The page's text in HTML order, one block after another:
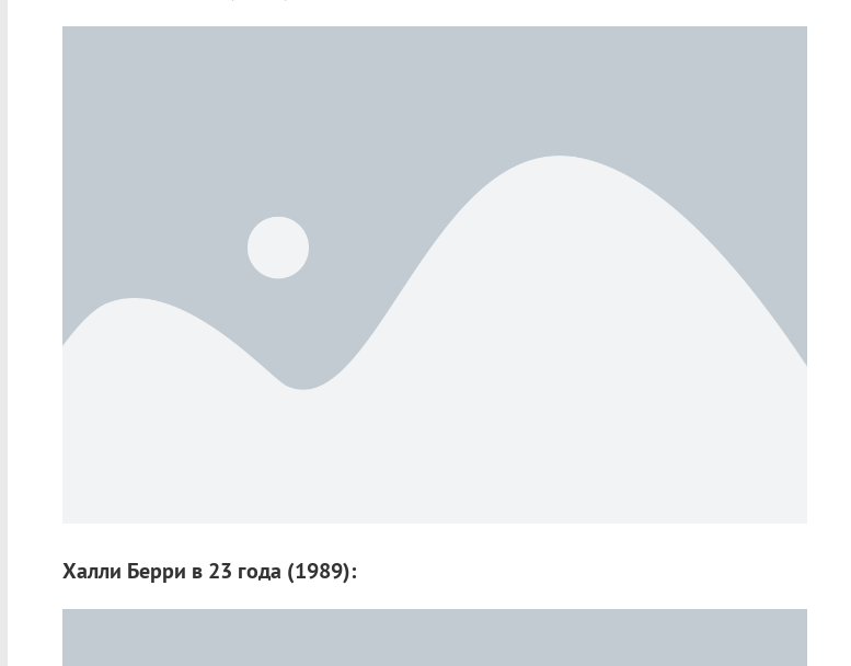
Халли Берри в 23 года (1989):